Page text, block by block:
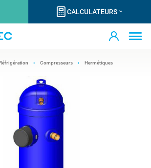
CALCULATEURS
Compresseurs Hermétiques